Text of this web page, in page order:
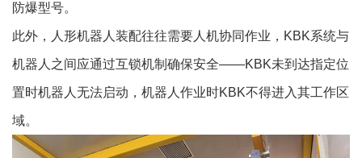
防爆型号。
此外，人形机器人装配往往需要人机协同作业，KBK系统与
机器人之间应通过互锁机制确保安全——KBK未到达指定位
置时机器人无法启动，机器人作业时KBK不得进入其工作区
域。